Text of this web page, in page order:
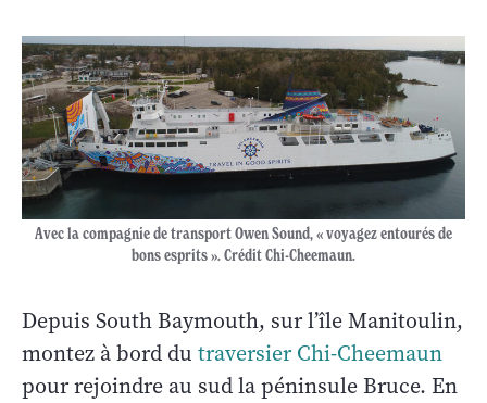
Avec la compagnie de transport Owen Sound, « voyagez entourés de
bons esprits ». Crédit Chi-Cheemaun.
Depuis South Baymouth, sur l’île Manitoulin,
montez à bord du traversier Chi-Cheemaun
pour rejoindre au sud la péninsule Bruce. En